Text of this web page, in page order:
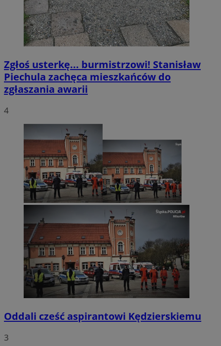
Zgłoś usterkę... burmistrzowi! Stanisław
Piechula zachęca mieszkańców do
zgłaszania awarii
4
Oddali cześć aspirantowi Kędzierskiemu
3